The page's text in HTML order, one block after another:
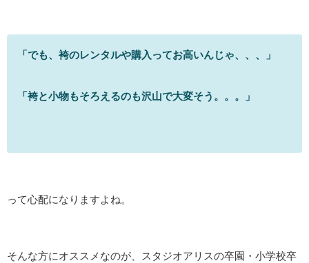
「でも、袴のレンタルや購入ってお高いんじゃ、、、」
「袴と小物もそろえるのも沢山で大変そう。。。」
って心配になりますよね。
そんな方にオススメなのが、スタジオアリスの卒園・小学校卒